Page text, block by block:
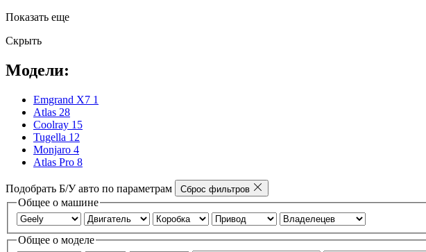
Показать еще
Скрыть
Модели:
Emgrand X7 1
Atlas 28
Coolray 15
Tugella 12
Monjaro 4
Atlas Pro 8
Подобрать Б/У авто по параметрам Сброс фильтров
Общее о машине
Общее о моделе